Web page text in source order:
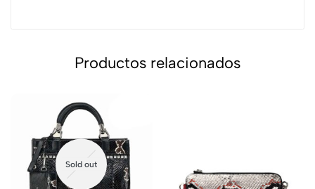
Productos relacionados
Sold out